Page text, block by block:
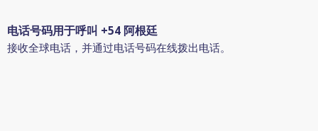
电话号码用于呼叫 +54 阿根廷
接收全球电话，并通过电话号码在线拨出电话。